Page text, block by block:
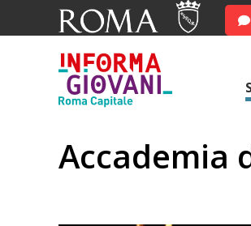
Accademia